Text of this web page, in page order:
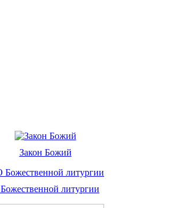
Закон Божий
литургии